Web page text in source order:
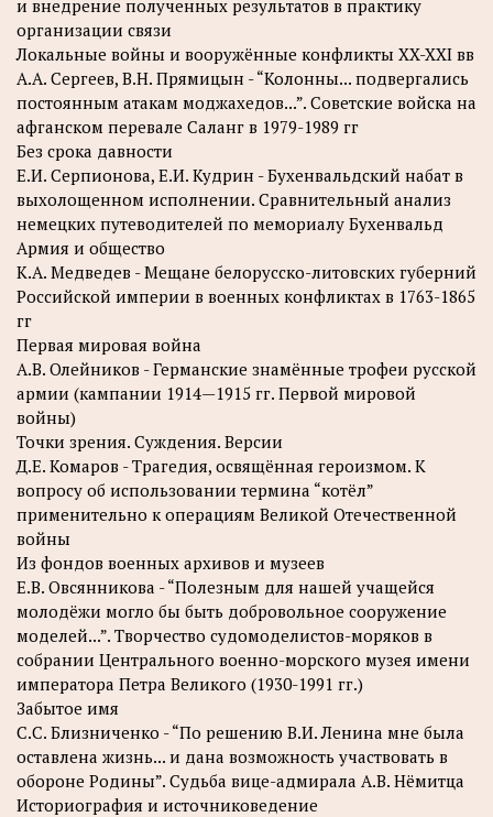
и внедрение полученных результатов в практику
организации связи
Локальные войны и вооружённые конфликты XX-XXI вв
А.А. Сергеев, В.Н. Прямицын - “Колонны... подвергались
постоянным атакам моджахедов...”. Советские войска на
афганском перевале Саланг в 1979-1989 гг
Без срока давности
Е.И. Серпионова, Е.И. Кудрин - Бухенвальдский набат в
выхолощенном исполнении. Сравнительный анализ
немецких путеводителей по мемориалу Бухенвальд
Армия и общество
К.А. Медведев - Мещане белорусско-литовских губерний
Российской империи в военных конфликтах в 1763-1865
гг
Первая мировая война
А.В. Олейников - Германские знамённые трофеи русской
армии (кампании 1914—1915 гг. Первой мировой
войны)
Точки зрения. Суждения. Версии
Д.Е. Комаров - Трагедия, освящённая героизмом. К
вопросу об использовании термина “котёл”
применительно к операциям Великой Отечественной
войны
Из фондов военных архивов и музеев
Е.В. Овсянникова - “Полезным для нашей учащейся
молодёжи могло бы быть добровольное сооружение
моделей...”. Творчество судомоделистов-моряков в
собрании Центрального военно-морского музея имени
императора Петра Великого (1930-1991 гг.)
Забытое имя
C.С. Близниченко - “По решению В.И. Ленина мне была
оставлена жизнь... и дана возможность участвовать в
обороне Родины”. Судьба вице-адмирала А.В. Нёмитца
Историография и источниковедение